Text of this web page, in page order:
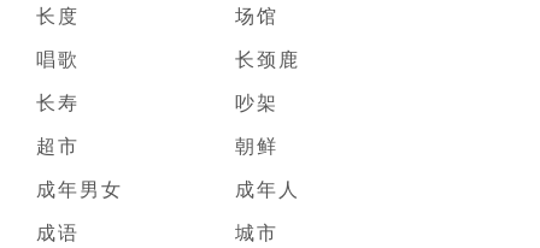
长度
场馆
唱歌
长颈鹿
长寿
吵架
超市
朝鲜
成年男女
成年人
成语
城市